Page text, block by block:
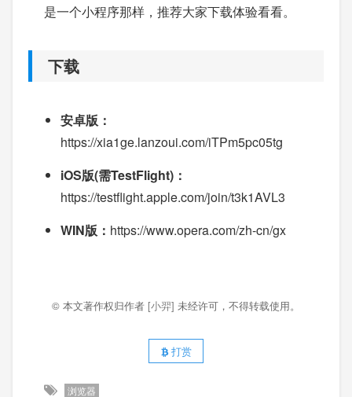
是一个小程序那样，推荐大家下载体验看看。
下载
安卓版：
https://xia1ge.lanzoui.com/iTPm5pc05tg
iOS版(需TestFlight)：
https://testflight.apple.com/join/t3k1AVL3
WIN版： https://www.opera.com/zh-cn/gx
© 本文著作权归作者 [小羿] 未经许可，不得转载使用。
打赏
浏览器